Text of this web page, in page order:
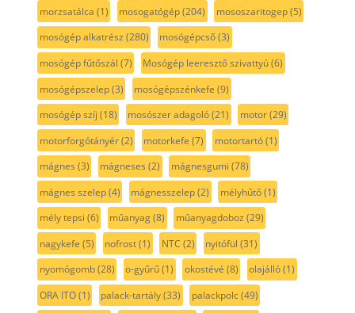
morzsatálca (1) mosogatógép(204) mososzaritogep(5)
mosógép alkatrész (280) mosógépcső(3)
mosógép fűtőszál (7) Mosógép leeresztő szivattyú(6)
mosógépszelep(3) mosógépszénkefe (9)
mosógép szíj (18) mosószer adagoló(21) motor(29)
motorforgótányér(2) motorkefe (7) motortartó(1)
mágnes (3) mágneses (2) mágnesgumi (78)
mágnes szelep(4) mágnesszelep(2) mélyhűtő(1)
mély tepsi (6) műanyag(8) műanyagdoboz (29)
nagykefe (5) nofrost(1) NTC (2) nyitófül (31)
nyomógomb(28) o-gyűrű(1) okostévé (8) olajálló(1)
ORA ITO(1) palack-tartály(33) palackpolc(49)